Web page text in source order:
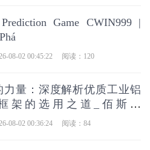
Game CWIN999 |
08-02 00:45:22 阅读：120
力量：深度解析优质工业铝
架的选用之道_佰斯特
08-02 00:36:24 阅读：84